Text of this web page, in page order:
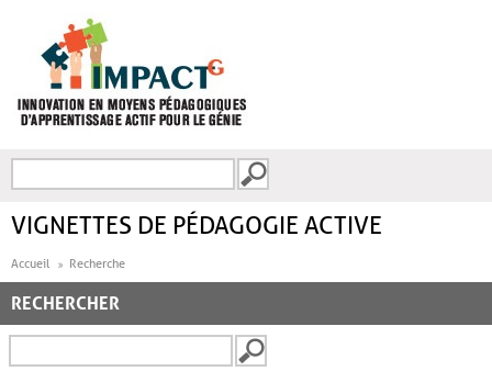
FORMULAIRE DE
VIGNETTES DE PÉDAGOGIE ACTIVE
Accueil Recherche
RECHERCHER